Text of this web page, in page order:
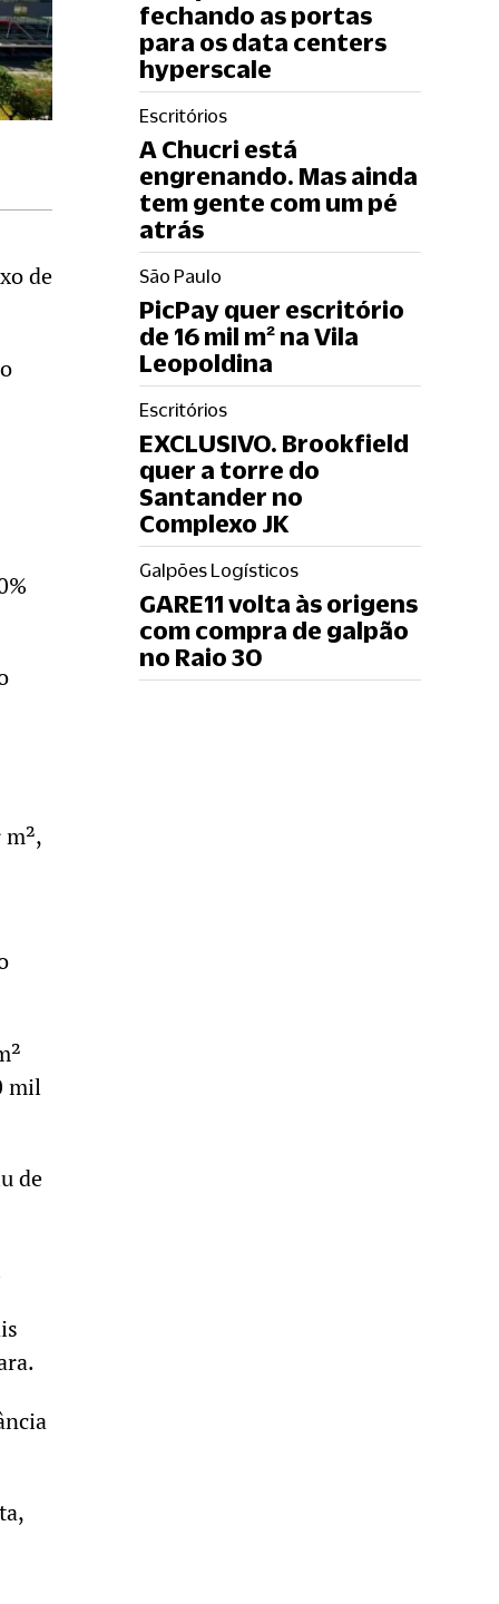
de
mil
de
fechando as portas
para os data centers
hyperscale
Escritórios
A Chucri está
engrenando. Mas ainda
tem gente com um pé
atrás
São Paulo
PicPay quer escritório
de 16 mil m² na Vila
Leopoldina
Escritórios
EXCLUSIVO. Brookfield
quer a torre do
Santander no
Complexo JK
Galpões Logísticos
GARE11 volta às origens
com compra de galpão
no Raio 30